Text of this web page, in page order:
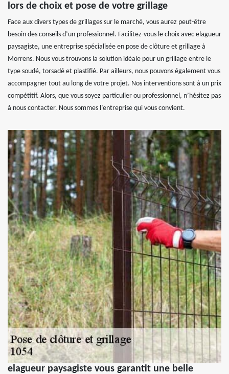
lors de choix et pose de votre grillage
Face aux divers types de grillages sur le marché, vous aurez peut-être
besoin des conseils d’un professionnel. Facilitez-vous le choix avec elagueur
paysagiste, une entreprise spécialisée en pose de clôture et grillage à
Morrens. Nous vous trouvons la solution idéale pour un grillage entre le
type soudé, torsadé et plastifié. Par ailleurs, nous pouvons également vous
accompagner tout au long de votre projet. Nos interventions sont à un prix
compétitif. Alors, que vous soyez particulier ou professionnel, n’hésitez pas
à nous contacter. Nous sommes l’entreprise qui vous convient.
elagueur paysagiste vous garantit une belle